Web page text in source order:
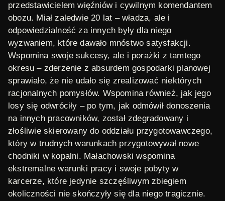
przedstawicielem więźniów i cywilnym komendantem
obozu. Miał zaledwie 20 lat – władza, ale i
odpowiedzialność za innych były dla niego
wyzwaniem, które dawało mnóstwo satysfakcji.
Wspomina swoje sukcesy, ale i porażki z tamtego
okresu – zderzenie z absurdem gospodarki planowej
sprawiało, że nie udało się zrealizować niektórych
racjonalnych pomysłów. Wspomina również, jak jego
losy się odwróciły – po tym, jak odmówił donoszenia
na innych pracowników, został zdegradowany i
złośliwie skierowany do oddziału przygotowawczego,
który w trudnych warunkach przygotowywał nowe
chodniki w kopalni. Małachowski wspomina
ekstremalne warunki pracy i swoje pobyty w
karcerze, które jedynie szczęśliwym zbiegiem
okoliczności nie skończyły się dla niego tragicznie.